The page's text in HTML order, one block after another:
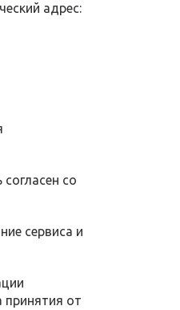
адрес:
со
сервиса и
принятия от